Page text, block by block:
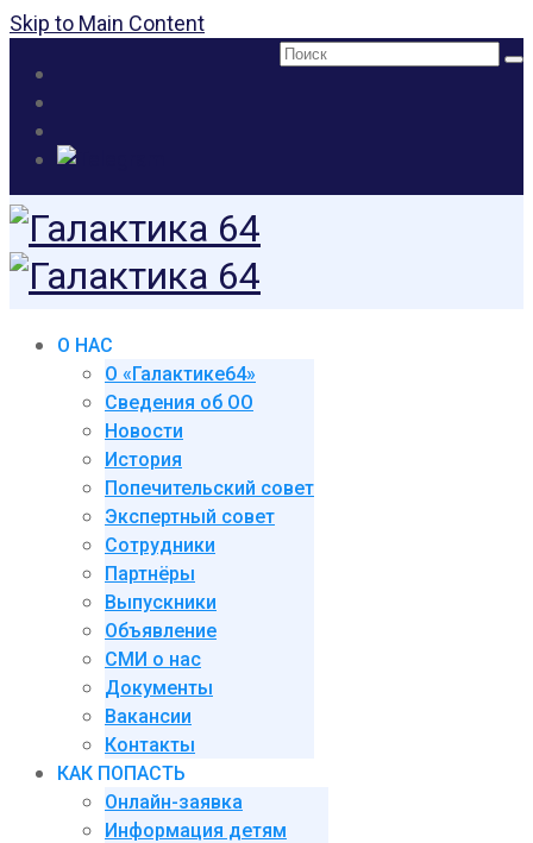
Skip to Main Content
Поиск:
О НАС
О «Галактике64»
Сведения об ОО
Новости
История
Попечительский совет
Экспертный совет
Сотрудники
Партнёры
Выпускники
Объявление
СМИ о нас
Документы
Вакансии
Контакты
КАК ПОПАСТЬ
Онлайн-заявка
Информация детям